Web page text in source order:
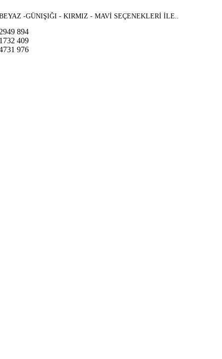
-GÜNIŞIĞI - KIRMIZ - MAVİ SEÇENEKLERİ İLE..
894
409
976